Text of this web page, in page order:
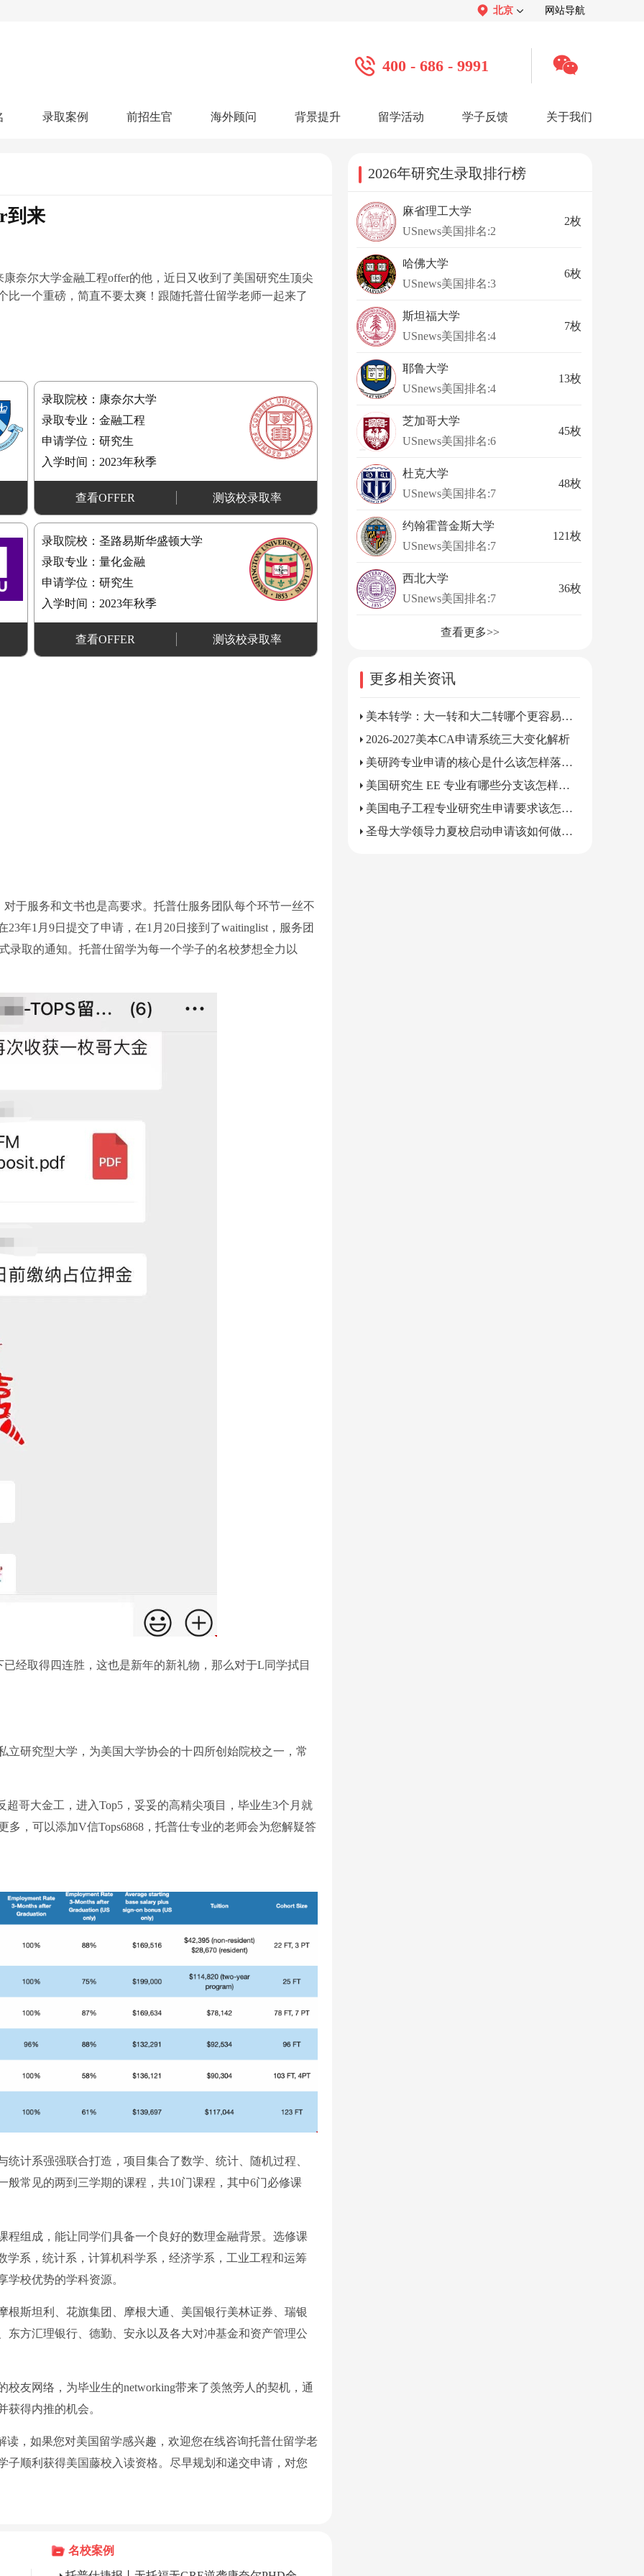
北京 网站导航
400 - 686 - 9991
排名
方案
定制
录取案例 前招生官 海外顾问 背景提升
论文发表
专利申请 商业实践
留学活动 学子反馈
学子心声： 感谢视频 学子访谈
关于我们
品牌介绍： 关于我们 公司活动 媒体报道
到来
奈尔大学金融工程offer的他，近日又收到了美国研究生顶尖
一个重磅，简直不要太爽！跟随托普仕留学老师一起来了
录取院校：康奈尔大学
录取专业：金融工程
申请学位：研究生
入学时间：2023年秋季
查看OFFER 测该校录取率
录取院校：圣路易斯华盛顿大学
录取专业：量化金融
申请学位：研究生
入学时间：2023年秋季
查看OFFER 测该校录取率
服务和文书也是高要求。托普仕服务团队每个环节一丝不
年1月9日提交了申请，在1月20日接到了waitinglist，服务团
录取的通知。托普仕留学为每一个学子的名校梦想全力以
取得四连胜，这也是新年的新礼物，那么对于L同学拭目
究型大学，为美国大学协会的十四所创始院校之一，常
哥大金工，进入Top5，妥妥的高精尖项目，毕业生3个月就
多，可以添加V信Tops6868，托普仕专业的老师会为您解疑答
系强强联合打造，项目集合了数学、统计、随机过程、
常见的两到三学期的课程，共10门课程，其中6门必修课
成，能让同学们具备一个良好的数理金融背景。选修课
系，统计系，计算机科学系，经济学系，工业工程和运筹
校优势的学科资源。
坦利、花旗集团、摩根大通、美国银行美林证券、瑞银
方汇理银行、德勤、安永以及各大对冲基金和资产管理公
网络，为毕业生的networking带来了羡煞旁人的契机，通
获得内推的机会。
如果您对美国留学感兴趣，欢迎您在线咨询托普仕留学老
子顺利获得美国藤校入读资格。尽早规划和递交申请，对您
名校案例
2026年研究生录取排行榜
2枚
麻省理工大学
USnews美国排名:2
6枚
哈佛大学
USnews美国排名:3
7枚
斯坦福大学
USnews美国排名:4
13枚
耶鲁大学
USnews美国排名:4
45枚
芝加哥大学
USnews美国排名:6
48枚
杜克大学
USnews美国排名:7
121枚
约翰霍普金斯大学
USnews美国排名:7
36枚
西北大学
USnews美国排名:7
查看更多>>
更多相关资讯
美本转学：大一转和大二转哪个更容易录取? TOP30转学偏好大几学生？
2026-2027美本CA申请系统三大变化解析
美研跨专业申请的核心是什么该怎样落地筹备?
美国研究生 EE 专业有哪些分支该怎样进行挑选?
美国电子工程专业研究生申请要求该怎样逐条准备?
圣母大学领导力夏校启动申请该如何做好筹备?